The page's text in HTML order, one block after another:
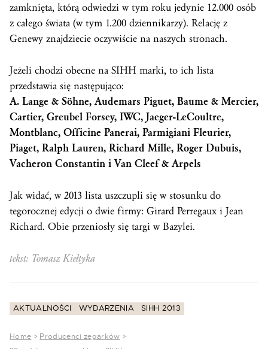
zamknięta, którą odwiedzi w tym roku jedynie 12.000 osób
z całego świata (w tym 1.200 dziennikarzy). Relację z
Genewy znajdziecie oczywiście na naszych stronach.
Jeżeli chodzi obecne na SIHH marki, to ich lista
przedstawia się następująco:
A. Lange & Söhne, Audemars Piguet, Baume & Mercier,
Cartier, Greubel Forsey, IWC, Jaeger-LeCoultre,
Montblanc, Officine Panerai, Parmigiani Fleurier,
Piaget, Ralph Lauren, Richard Mille, Roger Dubuis,
Vacheron Constantin i Van Cleef & Arpels
Jak widać, w 2013 lista uszczupli się w stosunku do
tegorocznej edycji o dwie firmy: Girard Perregaux i Jean
Richard. Obie przeniosły się targi w Bazylei.
tekst: Tomasz Kiełtyka
AKTUALNOŚCI WYDARZENIA SIHH 2013
Home > Producenci zegarków >